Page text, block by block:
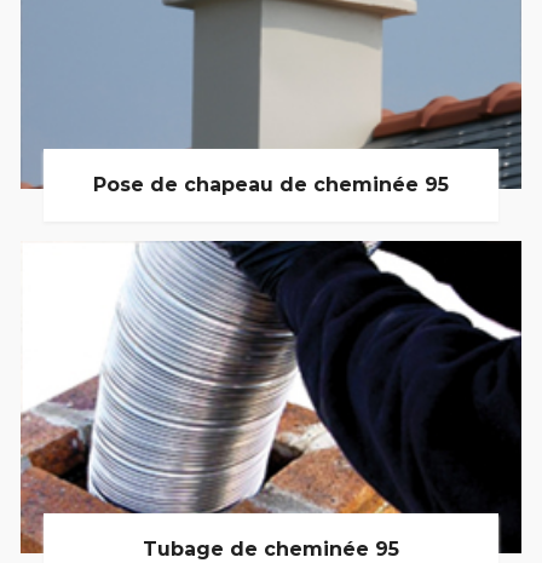
Pose de chapeau de cheminée 95
Tubage de cheminée 95